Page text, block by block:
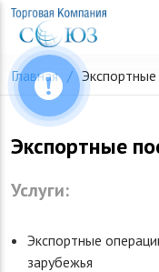
Skip
content
Главная Экспортные
Экспортные
Услуги:
Экспортные
зарубежья